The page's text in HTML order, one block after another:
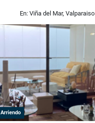
En: Viña del Mar, Valparaiso
Arriendo